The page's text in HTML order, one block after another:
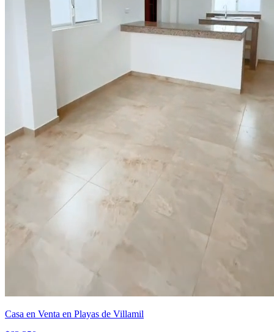
Casa en Venta en Playas de Villamil